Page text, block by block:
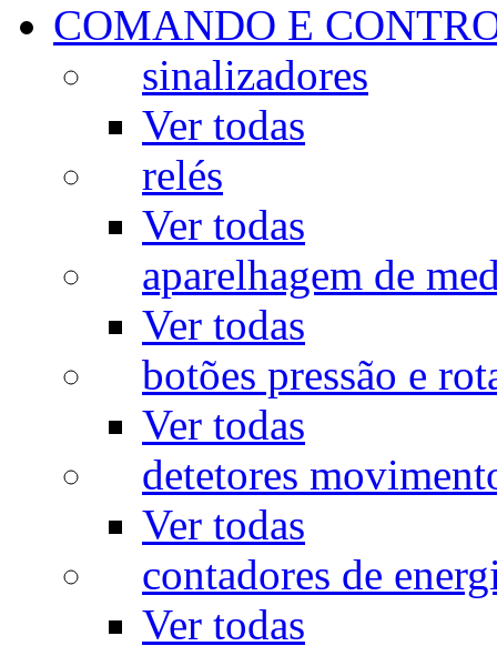
COMANDO E
sinalizadores
Ver todas
relés
Ver todas
aparelhagem de
Ver todas
botões pressão e
Ver todas
detetores
Ver todas
contadores de
Ver todas